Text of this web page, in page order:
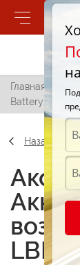
Главная /
Battery New
Назад
LBL